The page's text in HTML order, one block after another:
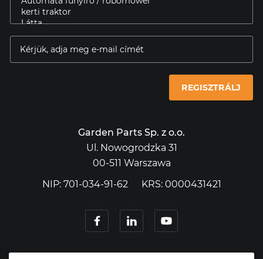
REGISZTRÁLJ
Garden Parts Sp. z o.o.
Ul. Nowogrodzka 31
00-511 Warszawa
NIP: 701-034-91-62
KRS: 0000431421